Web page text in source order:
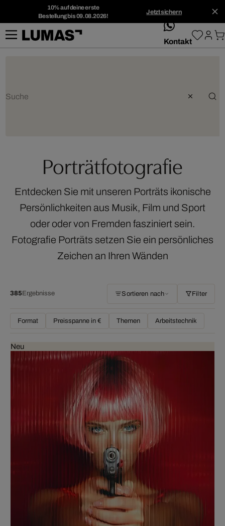
10% auf deine erste
Bestellung bis 09.08.2026!
Jetzt sichern
whatsApp
Kontakt
Porträtfotografie
Entdecken Sie mit unseren Porträts ikonische
Persönlichkeiten aus Musik, Film und Sport
oder oder von Fremden fasziniert sein.
Fotografie Porträts setzen Sie ein persönliches
Zeichen an Ihren Wänden
385 Ergebnisse Sortieren nach Filter
Format Preisspanne in € Themen Arbeitstechnik
Neu